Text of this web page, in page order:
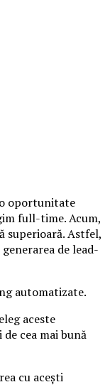
oportunitate
full-time. Acum,
superioară. Astfel,
de lead-
automatizate.
aceste
cea mai bună
cu acești